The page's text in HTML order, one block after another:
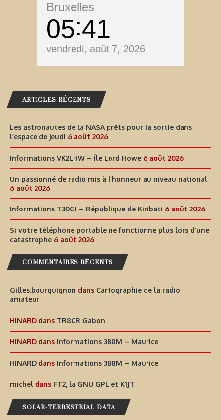
Bruxelles
05 41
vendredi, août 7, 2026
ARTICLES RÉCENTS
Les astronautes de la NASA prêts pour la sortie dans
l’espace de jeudi 6 août 2026
Informations VK2LHW – Île Lord Howe 6 août 2026
Un passionné de radio mis à l’honneur au niveau national
6 août 2026
Informations T30GI – République de Kiribati 6 août 2026
Si votre téléphone portable ne fonctionne plus lors d’une
catastrophe 6 août 2026
COMMENTAIRES RÉCENTS
Gilles.bourguignon dans Cartographie de la radio
amateur
HINARD dans TR8CR Gabon
HINARD dans Informations 3B8M – Maurice
HINARD dans Informations 3B8M – Maurice
michel dans FT2, la GNU GPL et K1JT
SOLAR-TERRESTRIAL DATA